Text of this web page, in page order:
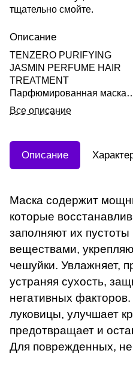
тщательно смойте.
Описание
TENZERO PURIFYING
JASMIN PERFUME HAIR
TREATMENT
Парфюмированная маска
для волос с ароматом
жасмина 300мл-АКЦИЯ
Все описание
Описание
Маска содержит
которые
заполняют их
веществами,
чешуйки. Увлажняет,
устраняя сухость,
негативных
луковицы, улучшает
предотвращает и
Для поврежденных,